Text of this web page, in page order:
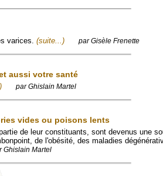
varices. (suite...) par Gisèle Frenette
aussi votre santé
par Ghislain Martel
vides ou poisons lents
de leur constituants, sont devenus une
de l'obésité, des maladies
Ghislain Martel